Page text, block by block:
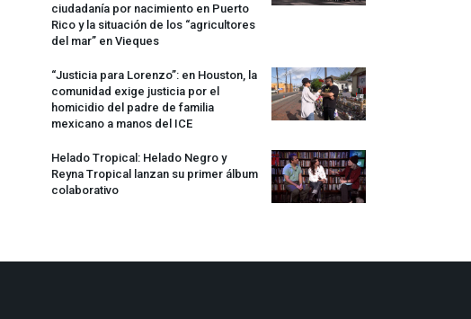
ciudadanía por nacimiento en Puerto
Rico y la situación de los “agricultores
del mar” en Vieques
“Justicia para Lorenzo”: en Houston, la
comunidad exige justicia por el
homicidio del padre de familia
mexicano a manos del ICE
Helado Tropical: Helado Negro y
Reyna Tropical lanzan su primer álbum
colaborativo